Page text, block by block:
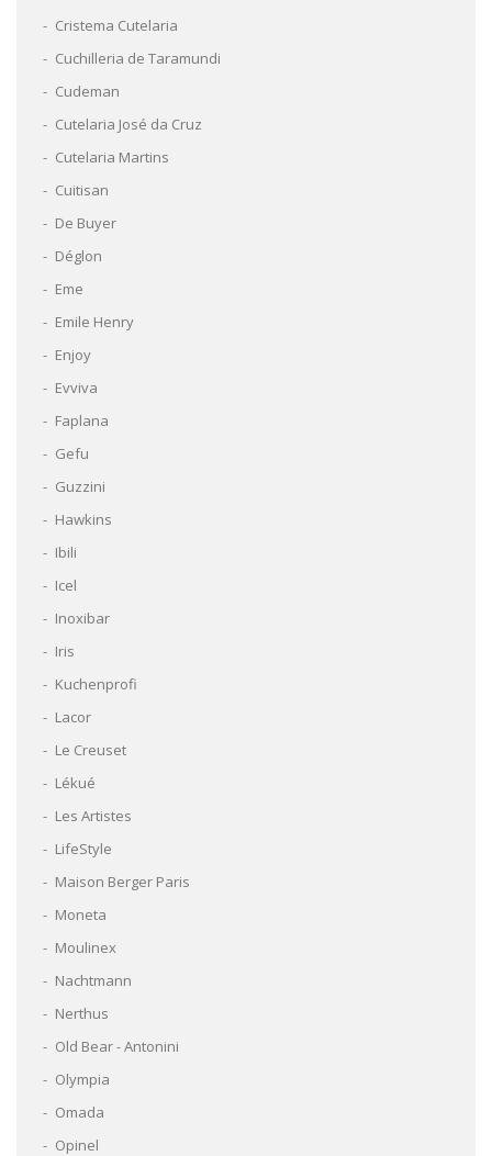
Cristema Cutelaria
Cuchilleria de Taramundi
Cudeman
Cutelaria José da Cruz
Cutelaria Martins
Cuitisan
De Buyer
Déglon
Eme
Emile Henry
Enjoy
Evviva
Faplana
Gefu
Guzzini
Hawkins
Ibili
Icel
Inoxibar
Iris
Kuchenprofi
Lacor
Le Creuset
Lékué
Les Artistes
LifeStyle
Maison Berger Paris
Moneta
Moulinex
Nachtmann
Nerthus
Old Bear - Antonini
Olympia
Omada
Opinel